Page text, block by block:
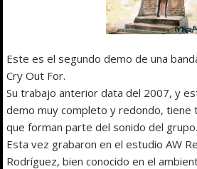
Este es el segundo demo de una
Cry Out For.
Su trabajo anterior data del 2007, y
demo muy completo y redondo, tiene
que forman parte del sonido del grupo.
Esta vez grabaron en el estudio AW
Rodríguez, bien conocido en el